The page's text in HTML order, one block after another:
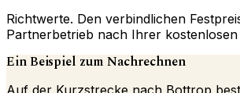
Richtwerte. Den verbindlichen
Partnerbetrieb nach Ihrer
Ein Beispiel zum Nachrechnen